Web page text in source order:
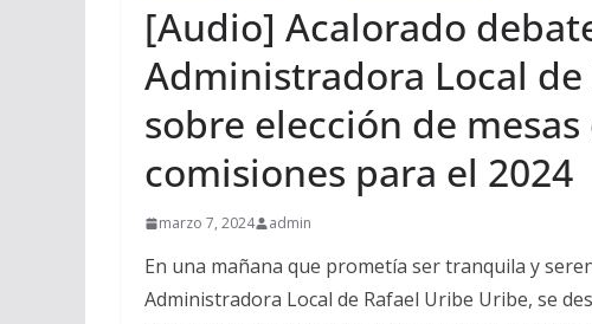
[Audio] Acalorado
Administradora Local
sobre elección de
comisiones para el 2024
marzo 7, 2024 admin
En una mañana que prometía ser tranquila y
Administradora Local de Rafael Uribe Uribe, se